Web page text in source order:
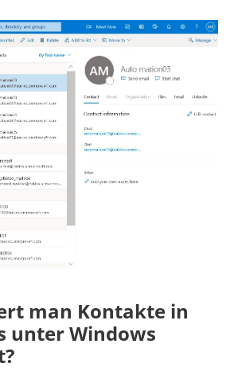
man Kontakte in
unter Windows